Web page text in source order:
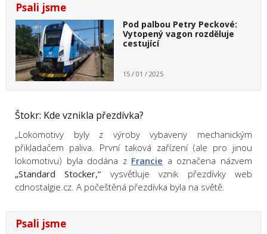
Psali jsme
Pod palbou Petry Peckové:
Vytopený vagon rozděluje
cestující
15 / 01 / 2025
Štokr: Kde vznikla přezdívka?
„Lokomotivy byly z výroby vybaveny mechanickým
přikladačem paliva. První taková zařízení (ale pro jinou
lokomotivu) byla dodána z Francie a označena názvem
„Standard Stocker,“ vysvětluje vznik přezdívky web
cdnostalgie.cz. A počeštěná přezdívka byla na světě.
Psali jsme